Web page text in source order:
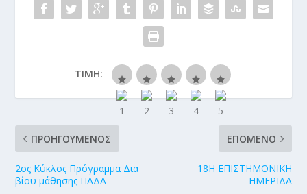
ΤΙΜΉ:
ΠΡΟΗΓΟΎΜΕΝΟΣ
2oς Κύκλος Πρόγραμμα Δια
βίου μάθησης ΠΑΔΑ
ΕΠΌΜΕΝΟ
18Η ΕΠΙΣΤΗΜΟΝΙΚΗ
ΗΜΕΡΙΔΑ